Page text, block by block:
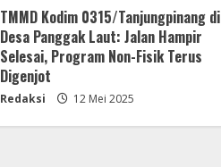
TMMD Kodim 0315/Tanjungpinang di
Desa Panggak Laut: Jalan Hampir
Selesai, Program Non-Fisik Terus
Digenjot
Redaksi 12 Mei 2025